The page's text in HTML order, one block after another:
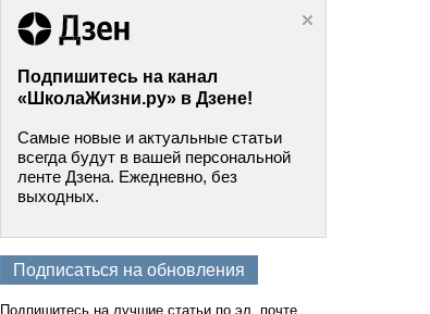
Подпишитесь на канал
«ШколаЖизни.ру» в Дзене!
Самые новые и актуальные статьи
всегда будут в вашей персональной
ленте Дзена. Ежедневно, без
выходных.
Подписаться на обновления
Подпишитесь на лучшие статьи по эл. почте